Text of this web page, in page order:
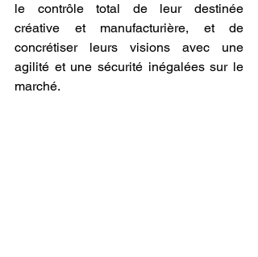
le contrôle total de leur destinée
créative et manufacturière, et de
concrétiser leurs visions avec une
agilité et une sécurité inégalées sur le
marché.